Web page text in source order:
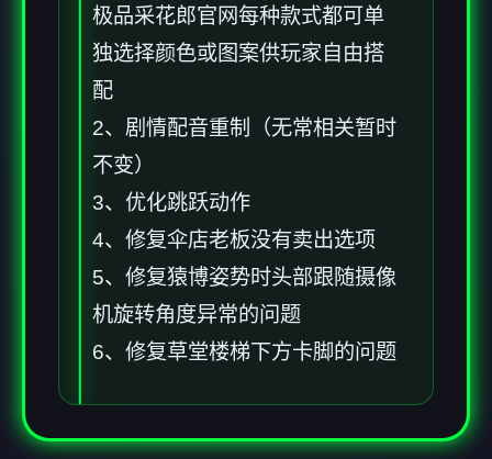
极品采花郎官网每种款式都可单
独选择颜色或图案供玩家自由搭
配
2、剧情配音重制（无常相关暂时
不变）
3、优化跳跃动作
4、修复伞店老板没有卖出选项
5、修复猿博姿势时头部跟随摄像
机旋转角度异常的问题
6、修复草堂楼梯下方卡脚的问题